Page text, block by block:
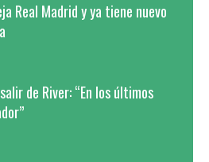
Real Madrid y ya tiene nuevo
de River: “En los últimos